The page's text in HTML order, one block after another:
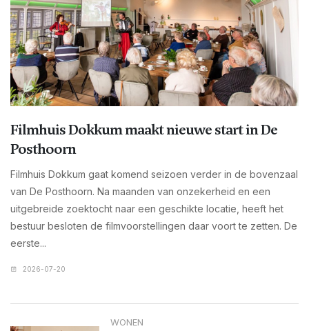
Filmhuis Dokkum maakt nieuwe start in De
Posthoorn
Filmhuis Dokkum gaat komend seizoen verder in de bovenzaal
van De Posthoorn. Na maanden van onzekerheid en een
uitgebreide zoektocht naar een geschikte locatie, heeft het
bestuur besloten de filmvoorstellingen daar voort te zetten. De
eerste...
2026-07-20
WONEN